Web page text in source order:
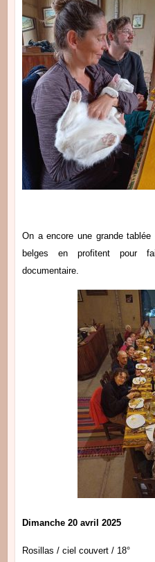
On a encore une grande
belges en profitent pour
documentaire.
Dimanche 20 avril 2025
Rosillas / ciel couvert / 18°